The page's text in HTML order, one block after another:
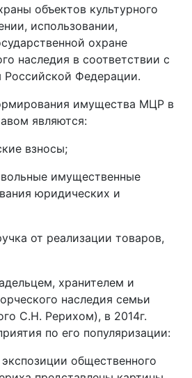
объектов культурного
использовании,
охране
наследия в соответствии с
Российской Федерации.
имущества МЦР в
являются:
взносы;
имущественные
юридических и
от реализации товаров,
хранителем и
наследия семьи
С.Н. Рерихом), в 2014г.
по его популяризации:
общественного